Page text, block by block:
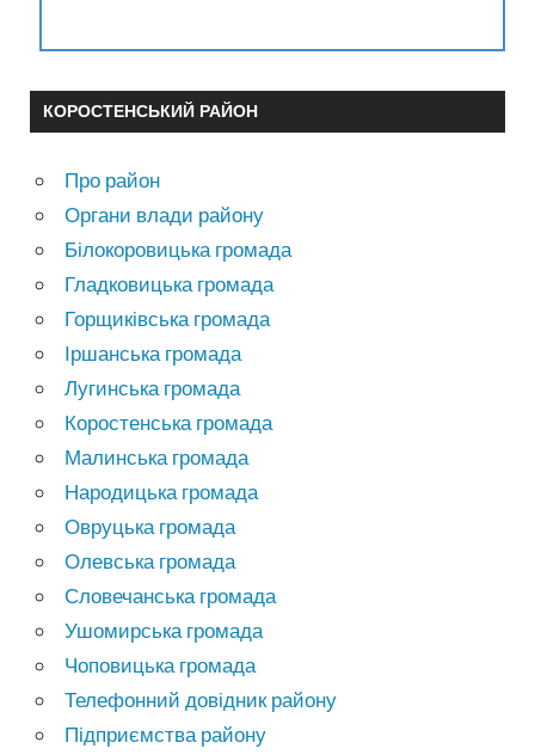
КОРОСТЕНСЬКИЙ РАЙОН
Про район
Органи влади району
Білокоровицька громада
Гладковицька громада
Горщиківська громада
Іршанська громада
Лугинська громада
Коростенська громада
Малинська громада
Народицька громада
Овруцька громада
Олевська громада
Словечанська громада
Ушомирська громада
Чоповицька громада
Телефонний довідник району
Підприємства району